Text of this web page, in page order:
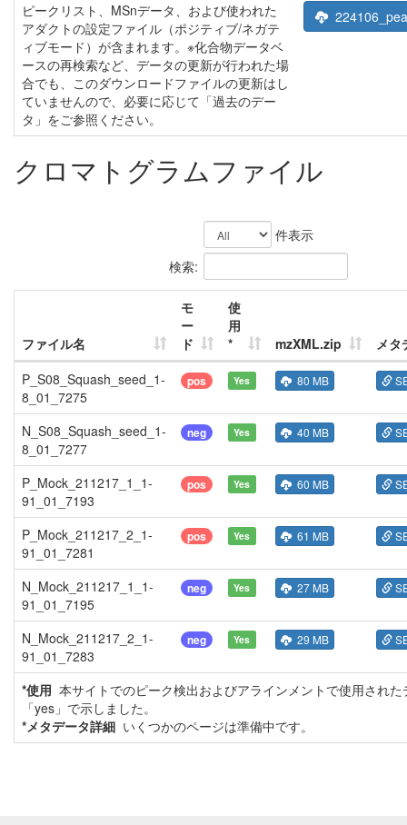
ピークリスト、MSnデータ、および使われた
アダクトの設定ファイル（ポジティブ/ネガテ
ィブモード）が含まれます。※化合物データベ
ースの再検索など、データの更新が行われた場
合でも、このダウンロードファイルの更新はし
ていませんので、必要に応じて「過去のデー
タ」をご参照ください。
クロマトグラムファイル
件表示
検索:
ファイル名
モ
ー
ド
使
用
*
mzXML.zip
メタ
P_S08_Squash_seed_1-
8_01_7275
pos Yes 80 MB
N_S08_Squash_seed_1-
8_01_7277
neg Yes 40 MB
P_Mock_211217_1_1-
91_01_7193
pos Yes 60 MB
P_Mock_211217_2_1-
91_01_7281
pos Yes 61 MB
N_Mock_211217_1_1-
91_01_7195
neg Yes 27 MB
N_Mock_211217_2_1-
91_01_7283
neg Yes 29 MB
*使用 本サイトでのピーク検出およびアラインメントで使用された
「yes」で示しました。
*メタデータ詳細 いくつかのページは準備中です。